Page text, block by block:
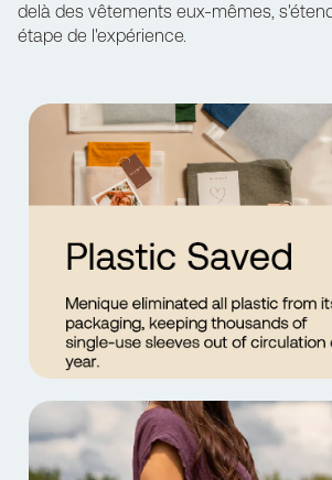
delà des vêtements eux-mêmes,
étape de l'expérience.